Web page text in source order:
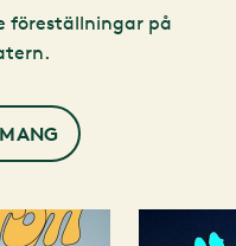
föreställningar på